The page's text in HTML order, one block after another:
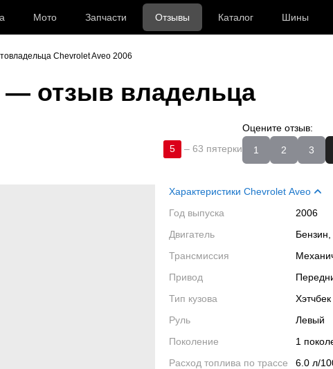
Мото Запчасти Отзывы Каталог Шины
Chevrolet Aveo 2006
— отзыв владельца
5 – 63 пятерки
Оцените отзыв:
1
2 3
Характеристики Chevrolet Aveo
Год выпуска
2006
Двигатель
Трансмиссия
Привод
Тип кузова
Хэтчбек
Руль
Левый
Поколение
1
Расход топлива по трассе
6.0 л/